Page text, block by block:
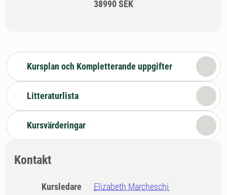
38990 SEK
Kursplan och Kompletterande uppgifter
Litteraturlista
Kursvärderingar
Kontakt
Kursledare
Elizabeth Marcheschi